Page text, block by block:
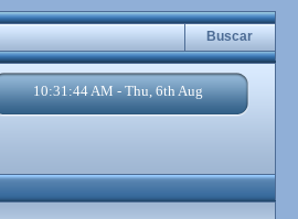
Buscar
10:31:44 AM - Thu, 6th Aug